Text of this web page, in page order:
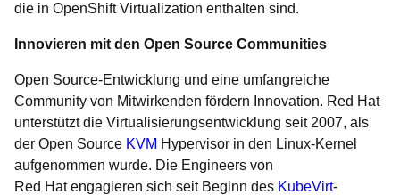
die in OpenShift Virtualization enthalten sind.
Innovieren mit den Open Source Communities
Open Source-Entwicklung und eine umfangreiche
Community von Mitwirkenden fördern Innovation. Red Hat
unterstützt die Virtualisierungsentwicklung seit 2007, als
der Open Source KVM Hypervisor in den Linux-Kernel
aufgenommen wurde. Die Engineers von
Red Hat engagieren sich seit Beginn des KubeVirt-